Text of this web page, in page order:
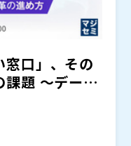
窓口」、その
課題 ～データ